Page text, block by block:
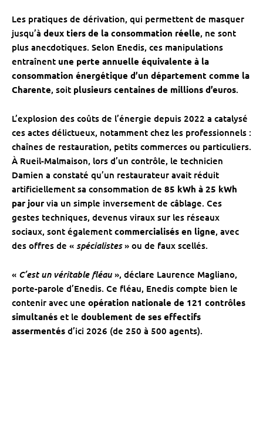
Les pratiques de dérivation, qui permettent de masquer
jusqu’à deux tiers de la consommation réelle, ne sont
plus anecdotiques. Selon Enedis, ces manipulations
entraînent une perte annuelle équivalente à la
consommation énergétique d’un département comme la
Charente, soit plusieurs centaines de millions d’euros.
L’explosion des coûts de l’énergie depuis 2022 a catalysé
ces actes délictueux, notamment chez les professionnels :
chaînes de restauration, petits commerces ou particuliers.
À Rueil-Malmaison, lors d’un contrôle, le technicien
Damien a constaté qu’un restaurateur avait réduit
artificiellement sa consommation de 85 kWh à 25 kWh
par jour via un simple inversement de câblage. Ces
gestes techniques, devenus viraux sur les réseaux
sociaux, sont également commercialisés en ligne, avec
des offres de « spécialistes» ou de faux scellés.
« C’est un véritable fléau », déclare Laurence Magliano,
porte-parole d’Enedis. Ce fléau, Enedis compte bien le
contenir avec une opération nationale de 121 contrôles
simultanés et le doublement de ses effectifs
assermentés d’ici 2026 (de 250 à 500 agents).